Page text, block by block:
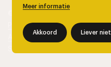
Privacy
Algemene voorwaarden
Site door
Meer informatie
Akkoord Liever niet